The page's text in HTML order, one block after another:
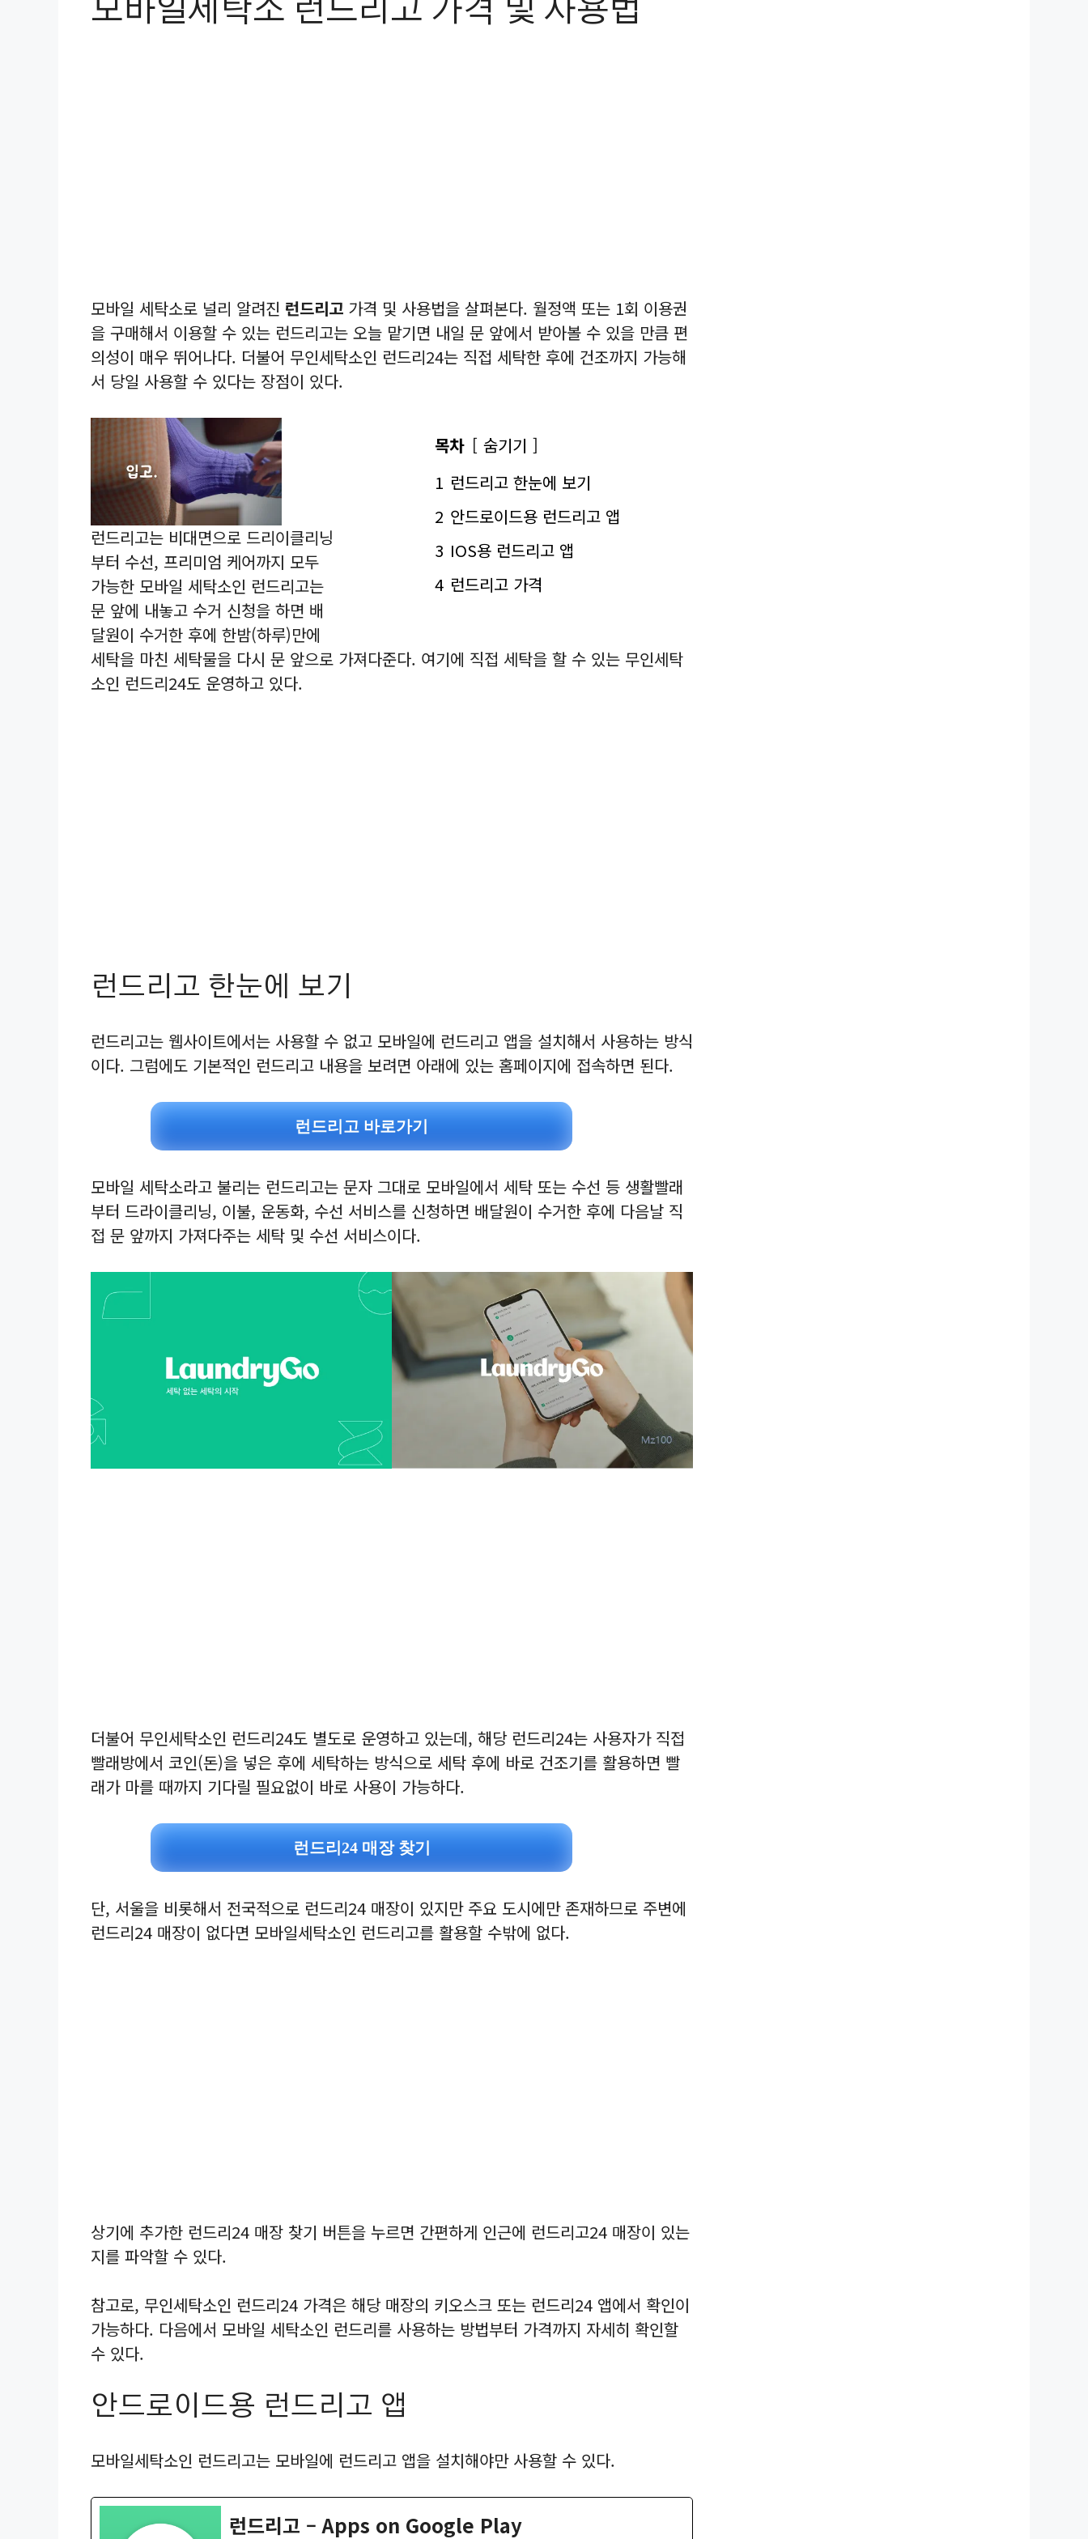
모바일세탁소 런드리고 가격 및 사용법
모바일 세탁소로 널리 알려진 런드리고 가격 및 사용법을 살펴본다. 월정액 또는 1회 이용권
을 구매해서 이용할 수 있는 런드리고는 오늘 맡기면 내일 문 앞에서 받아볼 수 있을 만큼 편
의성이 매우 뛰어나다. 더불어 무인세탁소인 런드리24는 직접 세탁한 후에 건조까지 가능해
서 당일 사용할 수 있다는 장점이 있다.
목차
숨기기
1 런드리고 한눈에 보기
2 안드로이드용 런드리고 앱
3 IOS용 런드리고 앱
4 런드리고 가격
런드리고는 비대면으로 드리이클리닝
부터 수선, 프리미엄 케어까지 모두
가능한 모바일 세탁소인 런드리고는
문 앞에 내놓고 수거 신청을 하면 배
달원이 수거한 후에 한밤(하루)만에
세탁을 마친 세탁물을 다시 문 앞으로 가져다준다. 여기에 직접 세탁을 할 수 있는 무인세탁
소인 런드리24도 운영하고 있다.
런드리고 한눈에 보기
런드리고는 웹사이트에서는 사용할 수 없고 모바일에 런드리고 앱을 설치해서 사용하는 방식
이다. 그럼에도 기본적인 런드리고 내용을 보려면 아래에 있는 홈페이지에 접속하면 된다.
런드리고 바로가기
모바일 세탁소라고 불리는 런드리고는 문자 그대로 모바일에서 세탁 또는 수선 등 생활빨래
부터 드라이클리닝, 이불, 운동화, 수선 서비스를 신청하면 배달원이 수거한 후에 다음날 직
접 문 앞까지 가져다주는 세탁 및 수선 서비스이다.
더불어 무인세탁소인 런드리24도 별도로 운영하고 있는데, 해당 런드리24는 사용자가 직접
빨래방에서 코인(돈)을 넣은 후에 세탁하는 방식으로 세탁 후에 바로 건조기를 활용하면 빨
래가 마를 때까지 기다릴 필요없이 바로 사용이 가능하다.
런드리24 매장 찾기
단, 서울을 비롯해서 전국적으로 런드리24 매장이 있지만 주요 도시에만 존재하므로 주변에
런드리24 매장이 없다면 모바일세탁소인 런드리고를 활용할 수밖에 없다.
상기에 추가한 런드리24 매장 찾기 버튼을 누르면 간편하게 인근에 런드리고24 매장이 있는
지를 파악할 수 있다.
참고로, 무인세탁소인 런드리24 가격은 해당 매장의 키오스크 또는 런드리24 앱에서 확인이
가능하다. 다음에서 모바일 세탁소인 런드리를 사용하는 방법부터 가격까지 자세히 확인할
수 있다.
안드로이드용 런드리고 앱
모바일세탁소인 런드리고는 모바일에 런드리고 앱을 설치해야만 사용할 수 있다.
런드리고 – Apps on Google Play